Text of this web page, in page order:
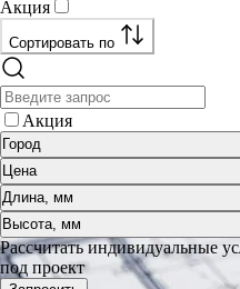
Акция
Сортировать по
Акция
Город
Цена
Длина, мм
Высота, мм
Рассчитать индивидуальные
под проект